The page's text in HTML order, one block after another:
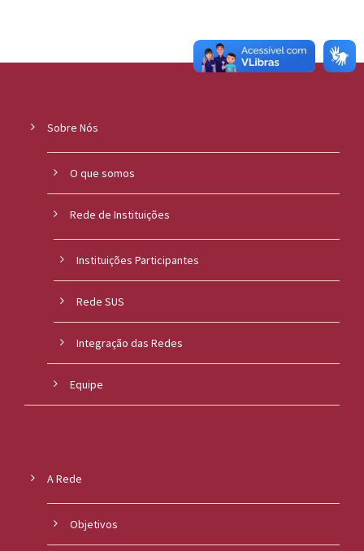
Sobre Nós
O que somos
Rede de Instituições
Instituições Participantes
Rede SUS
Integração das Redes
Equipe
A Rede
Objetivos